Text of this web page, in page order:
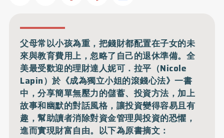
父母常以小孩為重，把錢財都配置在子女的未
來與教育費用上，忽略了自己的退休準備。全
美最受歡迎的理財達人妮可．拉平（Nicole
Lapin）於《成為獨立小姐的滾錢心法》一書
中，分享簡單無壓力的儲蓄、投資方法，加上
故事和幽默的對話風格，讓投資變得容易且有
趣，幫助讀者消除對資金管理與投資的恐懼，
進而實現財富自由。以下為原書摘文：